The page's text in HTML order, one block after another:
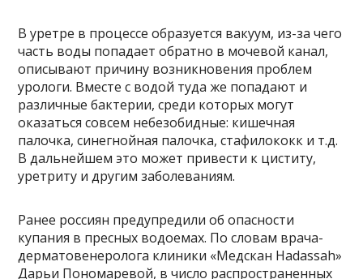
В уретре в процессе образуется вакуум, из-за чего
часть воды попадает обратно в мочевой канал,
описывают причину возникновения проблем
урологи. Вместе с водой туда же попадают и
различные бактерии, среди которых могут
оказаться совсем небезобидные: кишечная
палочка, синегнойная палочка, стафилококк и т.д.
В дальнейшем это может привести к циститу,
уретриту и другим заболеваниям.
Ранее россиян предупредили об опасности
купания в пресных водоемах. По словам врача-
дерматовенеролога клиники «Медскан Hadassah»
Дарьи Пономаревой, в число распространенных